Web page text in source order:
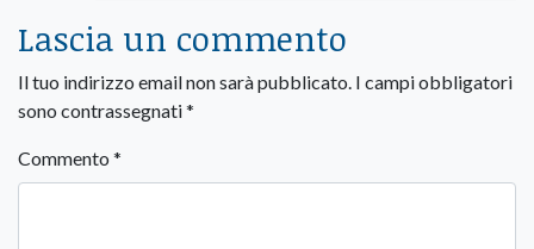
Lascia un commento
Il tuo indirizzo email non sarà pubblicato. I campi obbligatori
sono contrassegnati*
Commento *